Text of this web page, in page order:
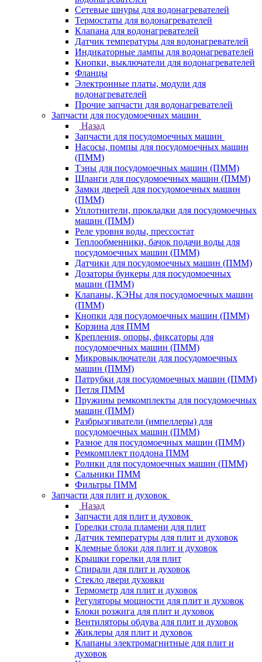
Сетевые шнуры для водонагревателей
Термостаты для водонагревателей
Клапана для водонагревателей
Датчик температуры для водонагревателей
Индикаторные лампы для водонагревателей
Кнопки, выключатели для водонагревателей
Фланцы
Электронные платы, модули для
водонагревателей
Прочие запчасти для водонагревателей
Запчасти для посудомоечных машин
Назад
Запчасти для посудомоечных машин
Насосы, помпы для посудомоечных машин
(ПММ)
Тэны для посудомоечных машин (ПММ)
Шланги для посудомоечных машин (ПММ)
Замки дверей для посудомоечных машин
(ПММ)
Уплотнители, прокладки для посудомоечных
машин (ПММ)
Реле уровня воды, прессостат
Теплообменники, бачок подачи воды для
посудомоечных машин (ПММ)
Датчики для посудомоечных машин (ПММ)
Дозаторы бункеры для посудомоечных
машин (ПММ)
Клапаны, КЭНы для посудомоечных машин
(ПММ)
Кнопки для посудомоечных машин (ПММ)
Корзина для ПММ
Крепления, опоры, фиксаторы для
посудомоечных машин (ПММ)
Микровыключатели для посудомоечных
машин (ПММ)
Патрубки для посудомоечных машин (ПММ)
Петля ПММ
Пружины ремкомплекты для посудомоечных
машин (ПММ)
Разбрызгиватели (импеллеры) для
посудомоечных машин (ПММ)
Разное для посудомоечных машин (ПММ)
Ремкомплект поддона ПММ
Ролики для посудомоечных машин (ПММ)
Сальники ПММ
Фильтры ПММ
Запчасти для плит и духовок
Назад
Запчасти для плит и духовок
Горелки стола пламени для плит
Датчик температуры для плит и духовок
Клемные блоки для плит и духовок
Крышки горелки для плит
Спирали для плит и духовок
Стекло двери духовки
Термометр для плит и духовок
Регуляторы мощности для плит и духовок
Блоки розжига для плит и духовок
Вентиляторы обдува для плит и духовок
Жиклеры для плит и духовок
Клапаны электромагнитные для плит и
духовок